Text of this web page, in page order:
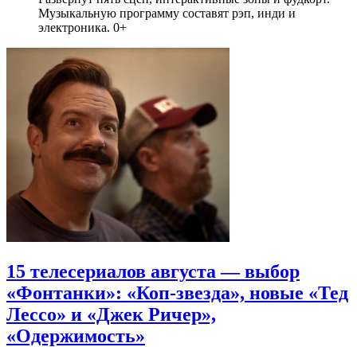
Музыкальную программу составят рэп, инди и
электроника. 0+
15 телесериалов августа — выбор
«Фонтанки»: «Коп-звезда», новые «Тед
Лессо» и «Джек Ричер»,
«Одержимость»